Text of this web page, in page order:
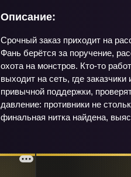
Описание:
Срочный заказ приходит на
Фань берётся за поручение,
охота на монстров. Кто‑то
выходит на сеть, где
привычной поддержки,
давление: противники не
финальная нитка найдена,